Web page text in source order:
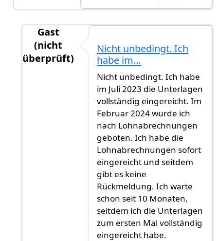
Gast
(nicht
überprüft)
Herzlichen Glückwunsch!Dies…
Nicht unbedingt. Ich
habe im…
Nicht unbedingt. Ich habe
im Juli 2023 die Unterlagen
vollständig eingereicht. Im
Februar 2024 wurde ich
nach Lohnabrechnungen
geboten. Ich habe die
Lohnabrechnungen sofort
eingereicht und seitdem
gibt es keine
Rückmeldung. Ich warte
schon seit 10 Monaten,
seitdem ich die Unterlagen
zum ersten Mal vollständig
eingereicht habe.